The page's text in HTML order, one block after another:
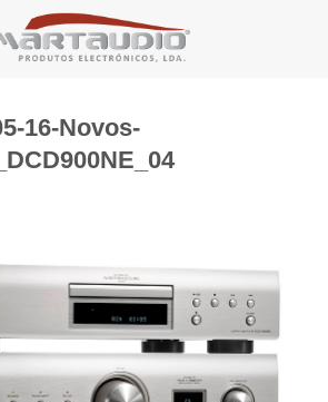
16-Novos-